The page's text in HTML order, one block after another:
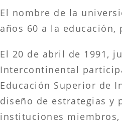
El nombre de la
años 60 a la
El 20 de abril de 1991,
Intercontinental
Educación Superior de
diseño de estrategias y
instituciones